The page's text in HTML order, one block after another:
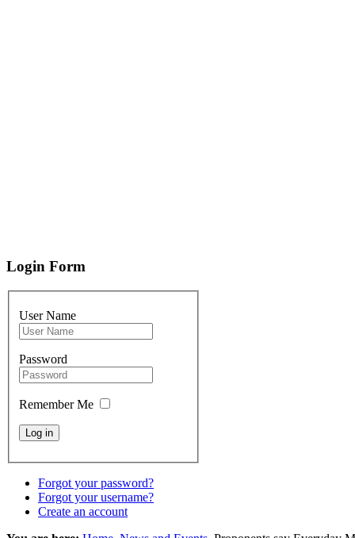
Login Form
User Name
Password
Remember Me
Forgot your password?
Forgot your username?
Create an account